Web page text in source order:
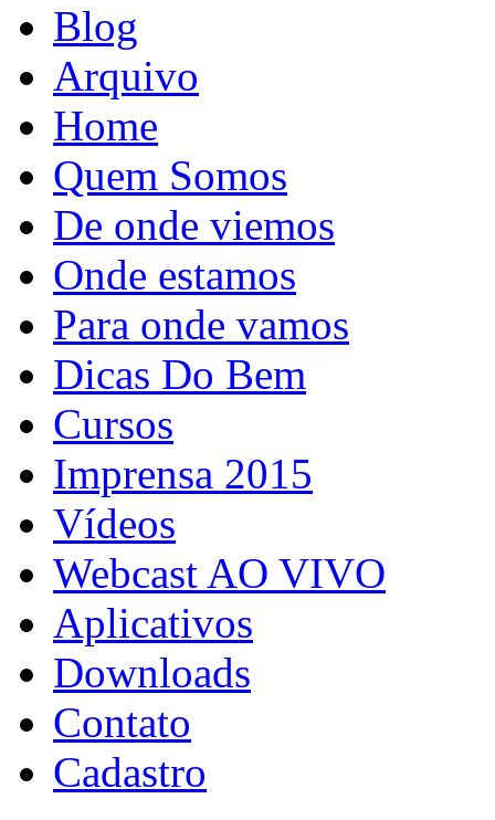
Blog
Arquivo
Home
Quem Somos
De onde viemos
Onde estamos
Para onde vamos
Dicas Do Bem
Cursos
Imprensa 2015
Vídeos
Webcast AO VIVO
Aplicativos
Downloads
Contato
Cadastro